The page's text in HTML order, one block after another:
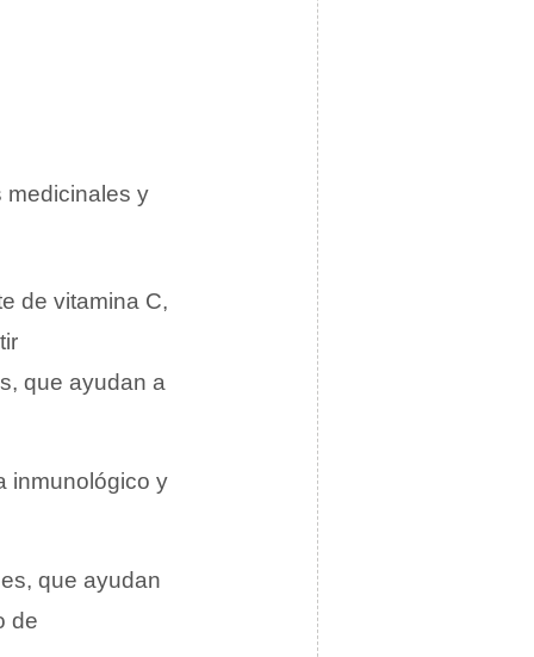
medicinales y
de vitamina C,
que ayudan a
inmunológico y
que ayudan
de